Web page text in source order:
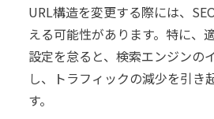
URL構造を変更する際には、
える可能性があります。特に、
設定を怠ると、検索エンジンの
し、トラフィックの減少を引き
す。